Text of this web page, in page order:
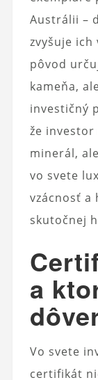
Austrálii –
zvyšuje ich
pôvod
kameňa,
investičný
že investor
minerál,
vo svete
vzácnosť a
skutočnej
a
Vo svete
certifikát